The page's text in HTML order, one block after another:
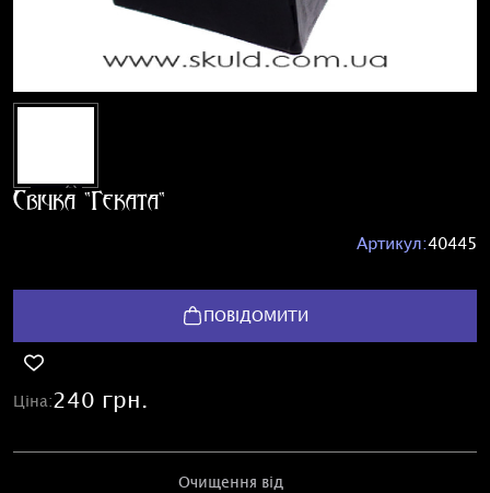
Свічка "Геката"
Артикул:40445
ПОВІДОМИТИ
Ціна:240 грн.
Очищення від